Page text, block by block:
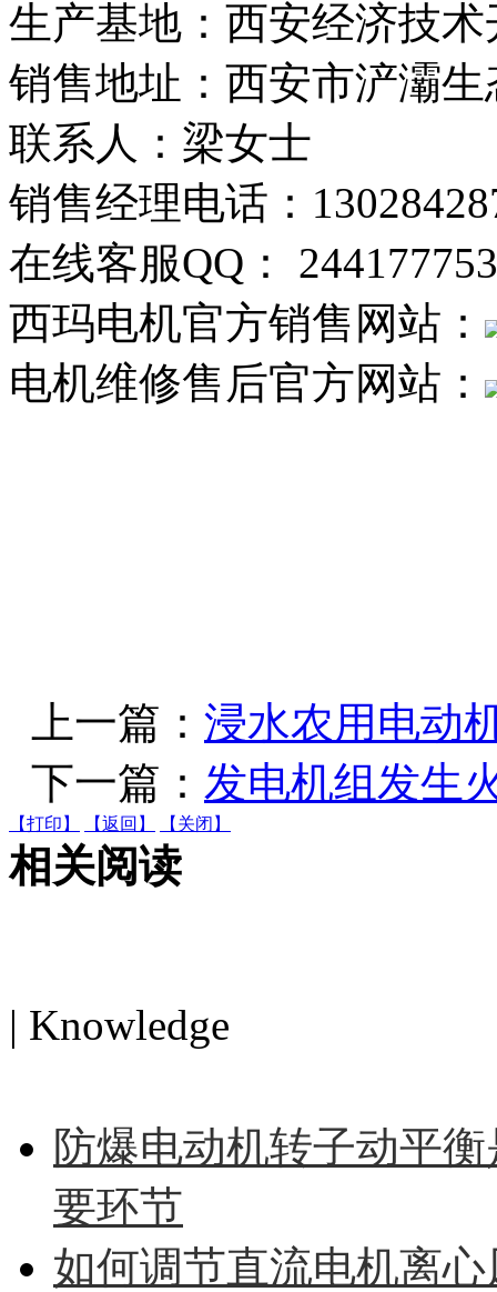
生产基地：西安经济技
销售地址：西安市浐灞
联系人：梁女士
销售经理电话：
在线客服QQ：
西玛电机官方销售网站：
电机维修售后官方网站：
上一篇： 浸水农用电动
下一篇： 发电机组发生
【打印】 【返回】 【关闭】
相关阅读
| Knowledge
防爆电动机转子动平
要环节
如何调节直流电机离